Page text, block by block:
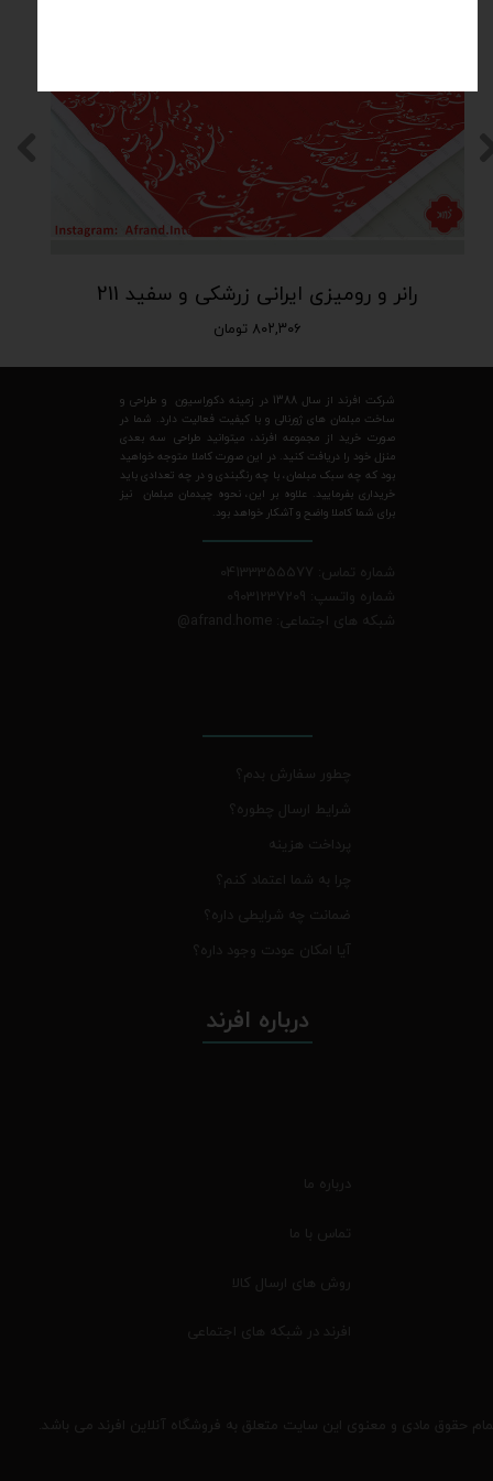
رانر و رومیزی ایرانی زرشکی و سفید 211
۸۰۲,۳۰۶ تومان
شرکت افرند از سال 1388 در زمینه دکوراسیون و طراحی و
ساخت مبلمان های ژورنالی و با کیفیت فعالیت دارد. شما در
صورت خرید از مجموعه افرند، میتوانید طراحی سه بعدی
منزل خود را دریافت کنید. در این صورت کاملا متوجه خواهید
بود که چه سبک مبلمان، با چه رنگبندی و در چه تعدادی باید
خریداری بفرمایید. علاوه بر این، نحوه چیدمان مبلمان نیز
برای شما کاملا واضح و آشکار خواهد بود.
شماره تماس: 04133355577
شماره واتسپ: 09031237209
شبکه های اجتماعی: afrand.home
@
چطور سفارش بدم؟
شرایط ارسال چطوره؟
پرداخت هزینه
چرا به شما اعتماد کنم؟
ضمانت چه شرایطی داره؟
آیا امکان عودت وجود داره؟
حقوق مادی و معنوی این سایت متعلق به فروشگاه آنلاین افرند می باشد.
درباره افرند
درباره ما
تماس با ما
روش های ارسال کالا
افرند در شبکه های اجتماعی